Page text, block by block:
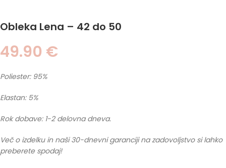
Obleka Lena – 42 do 50
49.90 €
Poliester: 95%
Elastan: 5%
Rok dobave: 1-2 delovna dneva.
Več o izdelku in naši 30-dnevni garanciji na zadovoljstvo si lahko
preberete spodaj!